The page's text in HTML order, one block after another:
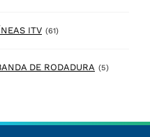
ITV (61)61 products
DE RODADURA (5)5 products